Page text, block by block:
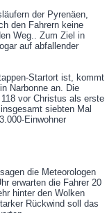
der Pyrenäen,
den Fahrern keine
Weg.. Zum Ziel in
auf abfallender
Startort ist, kommt
Narbonne an. Die
vor Christus als erste
siebten Mal
Einwohner
die Meteorologen
erwarten die Fahrer 20
hinter den Wolken
Rückwind soll das